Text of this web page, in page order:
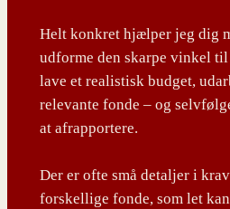
Helt konkret hjælper jeg dig
udforme den skarpe vinkel
lave et realistisk budget,
relevante fonde – og
at afrapportere.
Der er ofte små detaljer i
forskellige fonde, som let